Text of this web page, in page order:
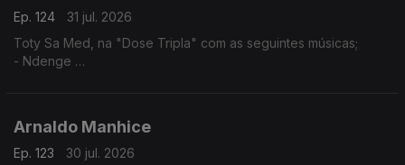
Ep. 124
31 jul. 2026
Toty Sa Med, na "Dose Tripla" com as seguintes músicas;
- Ndenge
Arnaldo Manhice
Ep. 123
30 jul. 2026